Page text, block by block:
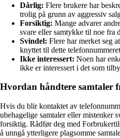
Dårlig: Flere brukere har
trolig på grunn av aggressiv
Forsiktig: Mange advarer
svare eller samtykke til noe fra
Svindel: Flere har merket seg
knyttet til dette
Ikke interessert: Noen har
ikke er interessert i det som
Hvordan håndtere samtaler
Hvis du blir kontaktet av
ubehagelige samtaler eller mistenker
forsiktig. Rådfør deg med
å unngå ytterligere plagsomme